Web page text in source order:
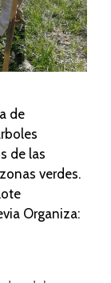
de
de las
verdes.
Organiza: